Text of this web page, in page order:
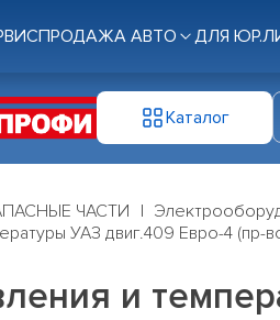
ПРОДАЖА АВТО ДЛЯ
Каталог
ЧАСТИ
УАЗ двиг.409 Евро-4 (пр-
и